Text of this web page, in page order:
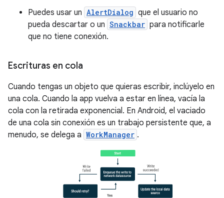
Puedes usar un AlertDialog que el usuario no
pueda descartar o un Snackbar para notificarle
que no tiene conexión.
Escrituras en cola
Cuando tengas un objeto que quieras escribir, inclúyelo en
una cola. Cuando la app vuelva a estar en línea, vacía la
cola con la retirada exponencial. En Android, el vaciado
de una cola sin conexión es un trabajo persistente que, a
menudo, se delega a WorkManager .